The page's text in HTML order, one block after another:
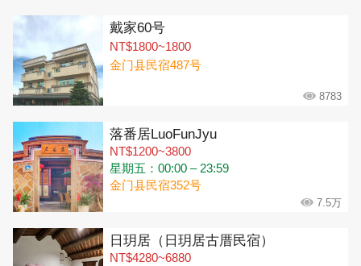
戴家60号
NT$1800~1800
金门县民宿487号
8783
落番居LuoFunJyu
NT$1200~3800
星期五：00:00 – 23:59
金门县民宿352号
7.5万
日玥居（日玥居古厝民宿）
NT$4280~6880